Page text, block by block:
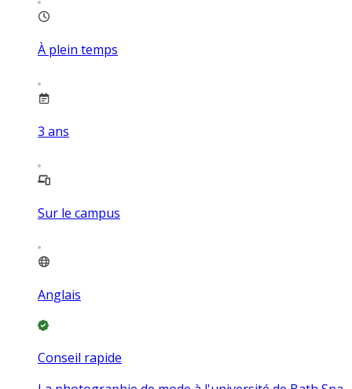
À plein temps
3 ans
Sur le campus
Anglais
Conseil rapide